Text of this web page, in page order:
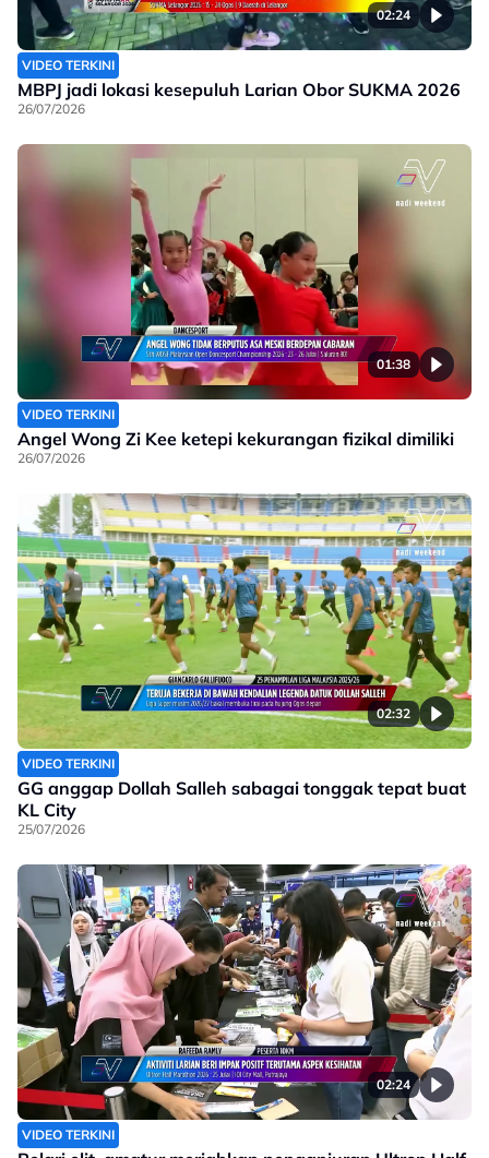
02:24
VIDEO TERKINI
MBPJ jadi lokasi kesepuluh Larian Obor SUKMA 2026
26/07/2026
01:38
VIDEO TERKINI
Angel Wong Zi Kee ketepi kekurangan fizikal dimiliki
26/07/2026
02:32
VIDEO TERKINI
GG anggap Dollah Salleh sabagai tonggak tepat buat
KL City
25/07/2026
02:24
VIDEO TERKINI